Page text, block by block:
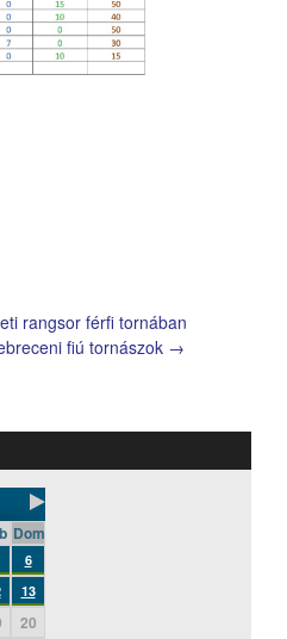
rangsor férfi tornában
fiú tornászok →
Dom
6
13
20